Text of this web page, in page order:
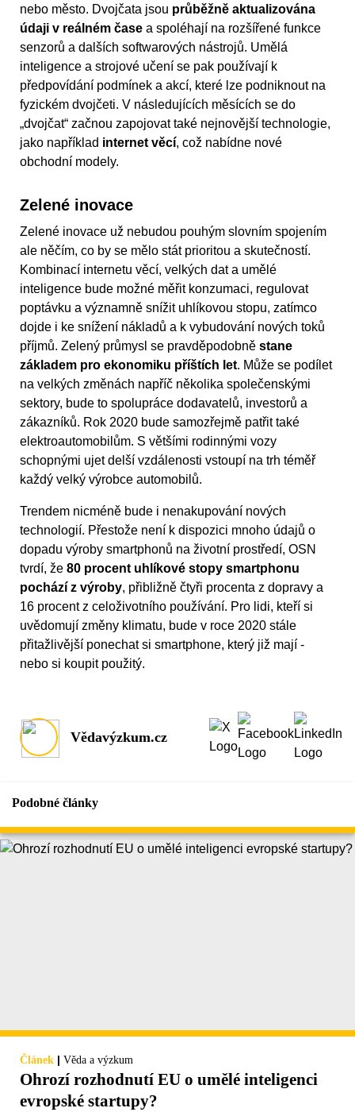
nebo město. Dvojčata jsou průběžně aktualizována
údaji v reálném čase a spoléhají na rozšířené funkce
senzorů a dalších softwarových nástrojů. Umělá
inteligence a strojové učení se pak používají k
předpovídání podmínek a akcí, které lze podniknout na
fyzickém dvojčeti. V následujících měsících se do
„dvojčat“ začnou zapojovat také nejnovější technologie,
jako například internet věcí, což nabídne nové
obchodní modely.
Zelené inovace
Zelené inovace už nebudou pouhým slovním spojením
ale něčím, co by se mělo stát prioritou a skutečností.
Kombinací internetu věcí, velkých dat a umělé
inteligence bude možné měřit konzumaci, regulovat
poptávku a významně snížit uhlíkovou stopu, zatímco
dojde i ke snížení nákladů a k vybudování nových toků
příjmů. Zelený průmysl se pravděpodobně stane
základem pro ekonomiku příštích let. Může se podílet
na velkých změnách napříč několika společenskými
sektory, bude to spolupráce dodavatelů, investorů a
zákazníků. Rok 2020 bude samozřejmě patřit také
elektroautomobilům. S většími rodinnými vozy
schopnými ujet delší vzdálenosti vstoupí na trh téměř
každý velký výrobce automobilů.
Trendem nicméně bude i nenakupování nových
technologií. Přestože není k dispozici mnoho údajů o
dopadu výroby smartphonů na životní prostředí, OSN
tvrdí, že 80 procent uhlíkové stopy smartphonu
pochází z výroby, přibližně čtyři procenta z dopravy a
16 procent z celoživotního používání. Pro lidi, kteří si
uvědomují změny klimatu, bude v roce 2020 stále
přitažlivější ponechat si smartphone, který již mají -
nebo si koupit použitý.
Vědavýzkum.cz
Podobné články
Článek | Věda a výzkum
Ohrozí rozhodnutí EU o umělé inteligenci
evropské startupy?